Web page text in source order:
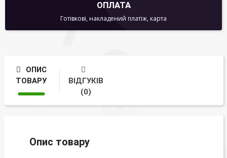
ОПЛАТА
Готівкові, накладений платіж, карта
ОПИС
ТОВАРУ
ВІДГУКІВ
(0)
Опис товару